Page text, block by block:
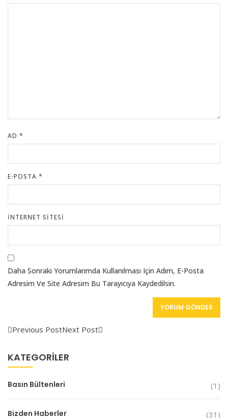
AD *
E-POSTA *
İNTERNET SITESI
Daha Sonraki Yorumlarımda Kullanılması Için Adım, E-Posta
Adresim Ve Site Adresim Bu Tarayıcıya Kaydedilsin.
Previous PostNext Post
KATEGORILER
Basın Bültenleri (1)
Bizden Haberler (31)